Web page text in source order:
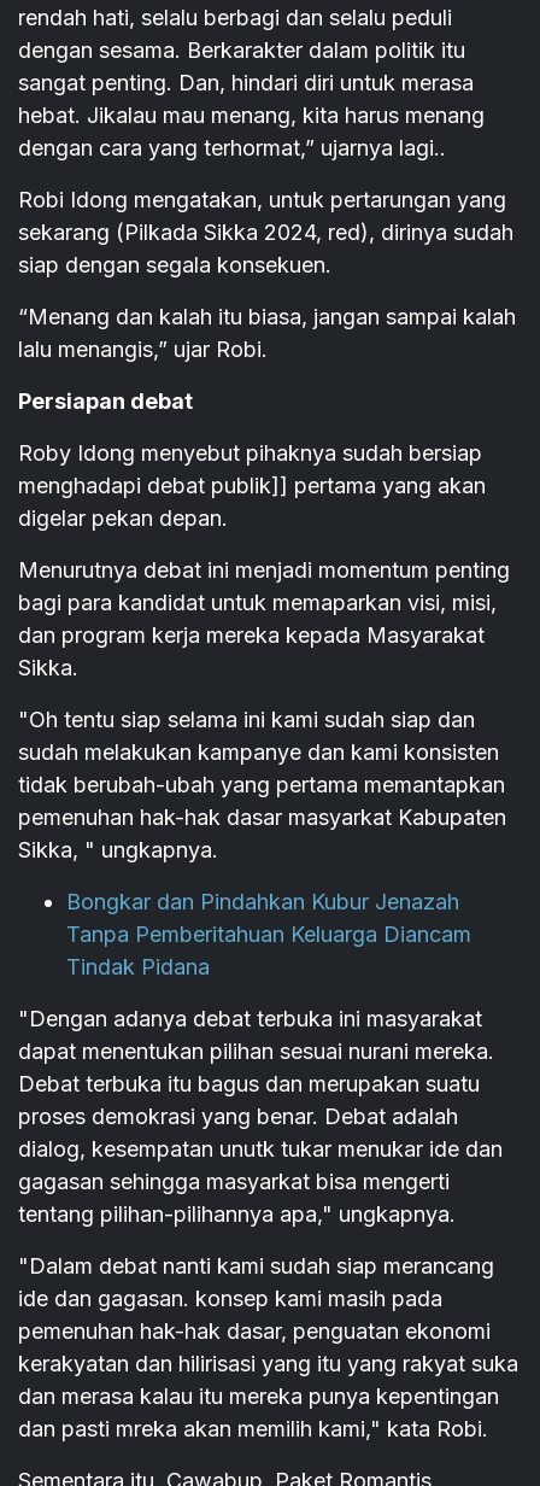
rendah hati, selalu berbagi dan selalu peduli
dengan sesama. Berkarakter dalam politik itu
sangat penting. Dan, hindari diri untuk merasa
hebat. Jikalau mau menang, kita harus menang
dengan cara yang terhormat,” ujarnya lagi..
Robi Idong mengatakan, untuk pertarungan yang
sekarang (Pilkada Sikka 2024, red), dirinya sudah
siap dengan segala konsekuen.
“Menang dan kalah itu biasa, jangan sampai kalah
lalu menangis,” ujar Robi.
Persiapan debat
Roby Idong menyebut pihaknya sudah bersiap
menghadapi debat publik]] pertama yang akan
digelar pekan depan.
Menurutnya debat ini menjadi momentum penting
bagi para kandidat untuk memaparkan visi, misi,
dan program kerja mereka kepada Masyarakat
Sikka.
"Oh tentu siap selama ini kami sudah siap dan
sudah melakukan kampanye dan kami konsisten
tidak berubah-ubah yang pertama memantapkan
pemenuhan hak-hak dasar masyarkat Kabupaten
Sikka, " ungkapnya.
Bongkar dan Pindahkan Kubur Jenazah
Tanpa Pemberitahuan Keluarga Diancam
Tindak Pidana
"Dengan adanya debat terbuka ini masyarakat
dapat menentukan pilihan sesuai nurani mereka.
Debat terbuka itu bagus dan merupakan suatu
proses demokrasi yang benar. Debat adalah
dialog, kesempatan unutk tukar menukar ide dan
gagasan sehingga masyarkat bisa mengerti
tentang pilihan-pilihannya apa," ungkapnya.
"Dalam debat nanti kami sudah siap merancang
ide dan gagasan. konsep kami masih pada
pemenuhan hak-hak dasar, penguatan ekonomi
kerakyatan dan hilirisasi yang itu yang rakyat suka
dan merasa kalau itu mereka punya kepentingan
dan pasti mreka akan memilih kami," kata Robi.